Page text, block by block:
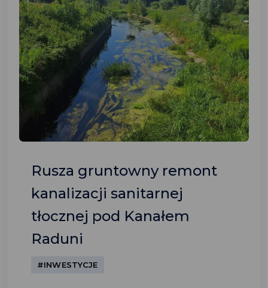
Rusza gruntowny remont
kanalizacji sanitarnej
tłocznej pod Kanałem
Raduni
#INWESTYCJE